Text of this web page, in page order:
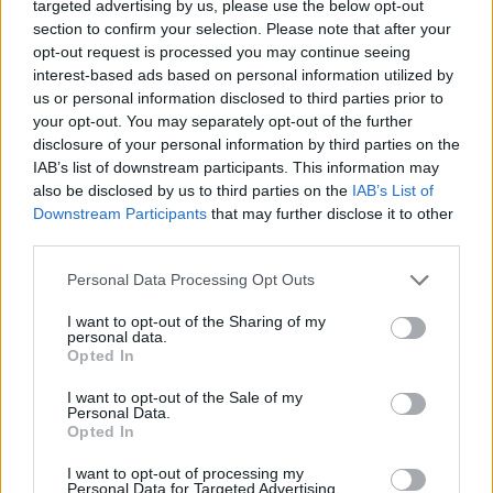
targeted advertising by us, please use the below opt-out
section to confirm your selection. Please note that after your
opt-out request is processed you may continue seeing
interest-based ads based on personal information utilized by
us or personal information disclosed to third parties prior to
your opt-out. You may separately opt-out of the further
disclosure of your personal information by third parties on the
IAB’s list of downstream participants. This information may
also be disclosed by us to third parties on the IAB’s List of
Downstream Participants that may further disclose it to other
Personal Data Processing Opt Outs
I want to opt-out of the Sharing of my
personal data.
Opted In
I want to opt-out of the Sale of my
Personal Data.
Opted In
I want to opt-out of processing my
Personal Data for Targeted Advertising.
mobilok iskolai használatára vonatkozólag, a szakértők
szerint nincs bizonyíték arra, hogy ezek eredményesek
lennének.
PÉNZCENTRUM| 2024. július 18. 10:18
Müller Cecília: várandósoknak javasolt
beadatni a szamárköhögés oltást még szülés
előtt
A covid-korlátozások teljes feloldása után a
szamárköhögés elemi erővel támad Európa-szerte,
Magyarországon is nőtt a fertőző megbetegedések
száma az NNGYK szerint.
PÉNZCENTRUM| 2023. november 26. 18:29
Kongatják a vészharangot Kínában, telnek a
járványklinikák: egyre többen kapják el ezt a
A járványklinikák számának növelését sürgeti a kínai
Egészségügyi Minisztérium, mert jelentősen nőtt a
légzőszervi megbetegedések előfordulása.